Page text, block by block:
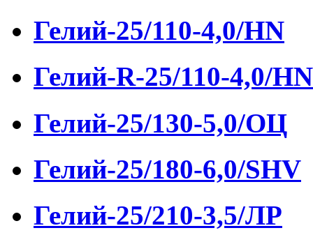
Гелий-25/110-4,0/HN
Гелий-R-25/110-4,0/HN
Гелий-25/130-5,0/ОЦ
Гелий-25/180-6,0/SHV
Гелий-25/210-3,5/ЛР